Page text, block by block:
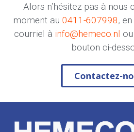
Alors n’hésitez pas à nous
moment au 0411-607998,
courriel à info@hemeco.nl
bouton ci-
Contactez-